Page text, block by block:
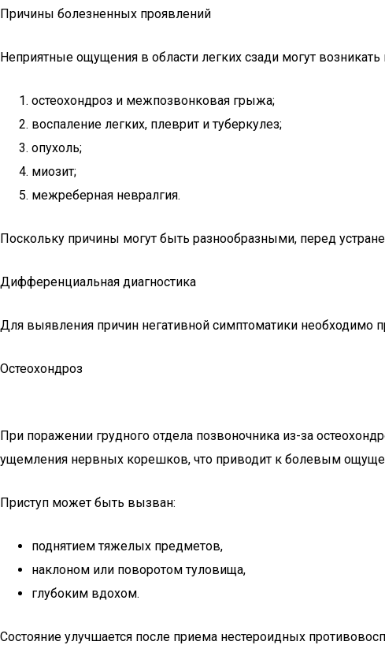
Причины болезненных проявлений
Неприятные ощущения в области легких сзади могут
остеохондроз и межпозвонковая грыжа;
воспаление легких, плеврит и туберкулез;
опухоль;
миозит;
межреберная невралгия.
Поскольку причины могут быть разнообразными, перед
Дифференциальная диагностика
Для выявления причин негативной симптоматики необходимо
Остеохондроз
При поражении грудного отдела позвоночника из-за
ущемления нервных корешков, что приводит к болевым
Приступ может быть вызван:
поднятием тяжелых предметов,
наклоном или поворотом туловища,
глубоким вдохом.
Состояние улучшается после приема нестероидных